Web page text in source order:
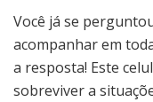
Você já se
acompanhar em
a resposta! Este
sobreviver a